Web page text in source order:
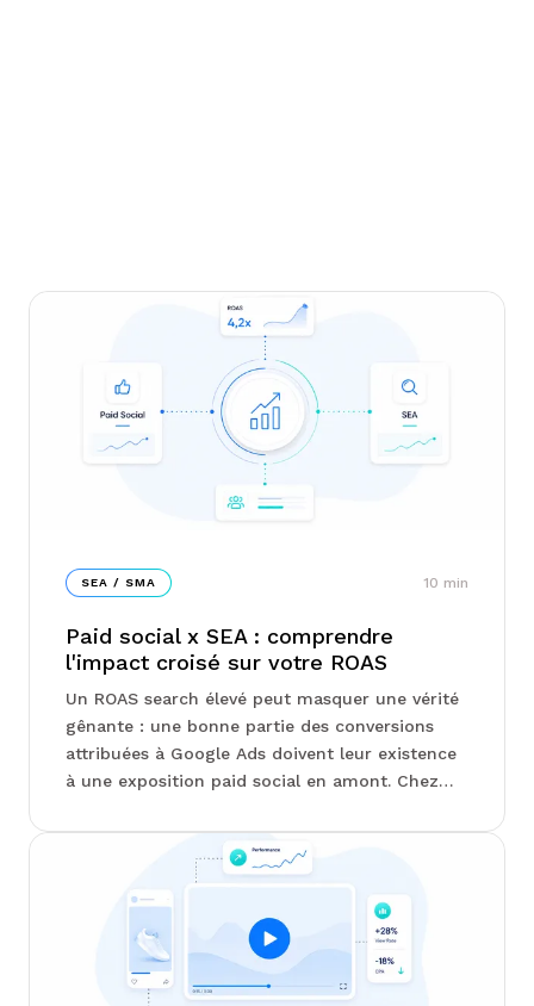
SEA / SMA 10 min
Paid social x SEA : comprendre
l'impact croisé sur votre ROAS
Un ROAS search élevé peut masquer une vérité
gênante : une bonne partie des conversions
attribuées à Google Ads doivent leur existence
à une exposition paid social en amont. Chez
ROAS combiné sans double comptage, quels
tests d'incrémentalité révèlent la vraie
contribution de chaque canal, et pourquoi
arbitrer budget par budget appauvrit la
performance globale...